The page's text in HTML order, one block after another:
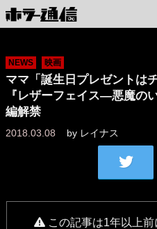
NEWS 映画
ママ「誕生日プレゼント
『レザーフェイス―悪魔の
編解禁
2018.03.08 by レイナス
この記事は1年以上前